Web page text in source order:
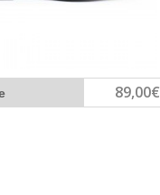
89,00€